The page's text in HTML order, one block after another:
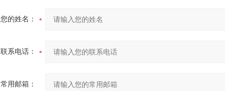
您的姓名：
联系电话：
常用邮箱：